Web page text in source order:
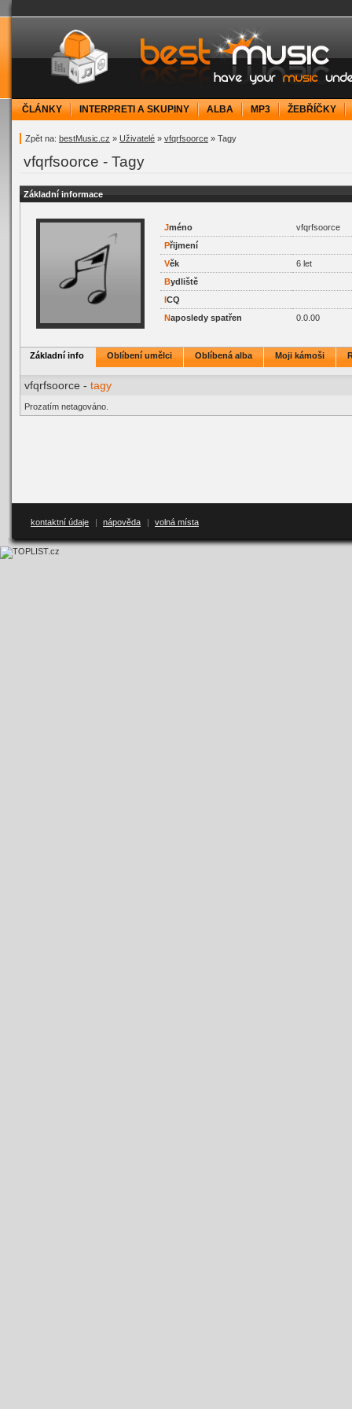
bestMusic.cz - Have your music under
ČLÁNKY INTERPRETI A SKUPINY ALBA MP3 ŽEBŘÍČKY
Zpět na: bestMusic.cz » Uživatelé » vfqrfsoorce » Tagy
vfqrfsoorce - Tagy
Základní informace
Jméno
vfqrfsoorce
Přijmení
Věk
6 let
Bydliště
ICQ
Naposledy spatřen 0.0.00
Základní info Oblíbení umělci Oblíbená alba Moji kámoši
vfqrfsoorce - tagy
Prozatím netagováno.
kontaktní údaje | nápověda | volná místa